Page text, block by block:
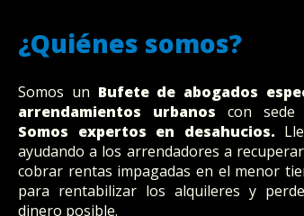
¿Quiénes somos?
Somos un Bufete de abogados
arrendamientos urbanos con sede
Somos expertos en desahucios.
ayudando a los arrendadores a
cobrar rentas impagadas en el menor
para rentabilizar los alquileres y
dinero posible.